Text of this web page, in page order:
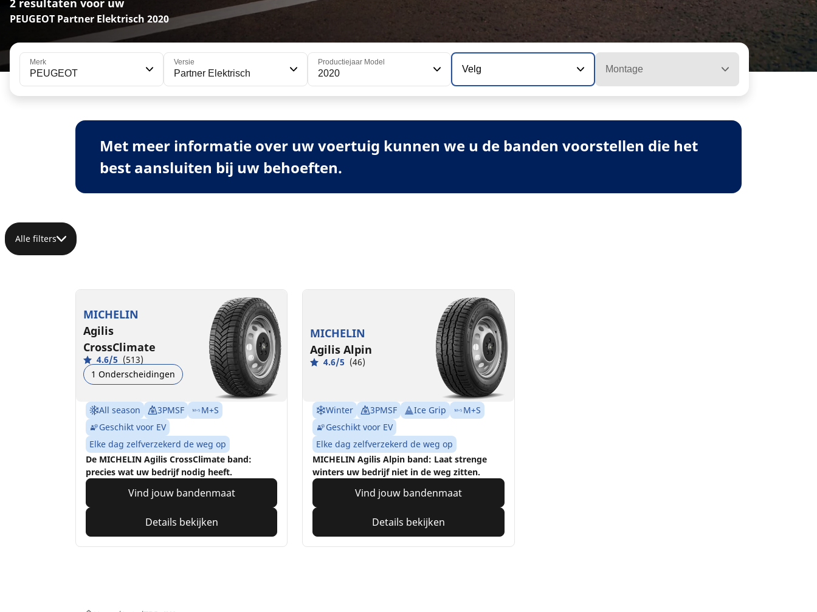
PEUGEOT Partner Elektrisch 2020
Merk
PEUGEOT
Versie
Partner Elektrisch
Productiejaar Model
2020 Velg Montage
Met meer informatie over uw voertuig kunnen we u de banden voorstellen die het
best aansluiten bij uw behoeften.
Alle filters
MICHELIN
Agilis
CrossClimate
4.6/5 (513)
1 Onderscheidingen
All season 3PMSF
M+S
Geschikt voor EV
Elke dag zelfverzekerd de weg op
De MICHELIN Agilis CrossClimate band:
precies wat uw bedrijf nodig heeft.
Vind jouw bandenmaat
Details bekijken
MICHELIN
Agilis Alpin
4.6/5 (46)
Winter 3PMSF Ice Grip
M+S
Geschikt voor EV
Elke dag zelfverzekerd de weg op
MICHELIN Agilis Alpin band: Laat strenge
winters uw bedrijf niet in de weg zitten.
Vind jouw bandenmaat
Details bekijken